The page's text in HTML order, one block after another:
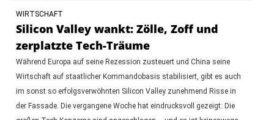
WIRTSCHAFT
Silicon Valley wankt: Zölle, Zoff und
zerplatzte Tech-Träume
Während Europa auf seine Rezession zusteuert und China seine
Wirtschaft auf staatlicher Kommandobasis stabilisiert, gibt es auch
im sonst so erfolgsverwöhnten Silicon Valley zunehmend Risse in
der Fassade. Die vergangene Woche hat eindrucksvoll gezeigt: Die